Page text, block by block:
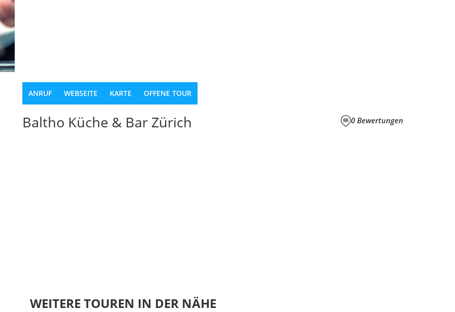
ANRUF WEBSEITE KARTE OFFENE TOUR
0 Bewertungen
Baltho Küche & Bar Zürich
WEITERE TOUREN IN DER NÄHE